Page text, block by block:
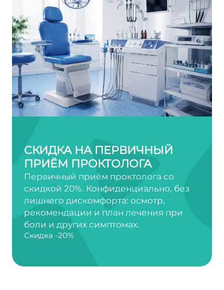
СКИДКА НА ПЕРВИЧНЫЙ
ПРИЁМ ПРОКТОЛОГА
Первичный приём проктолога со
скидкой 20%. Конфиденциально, без
лишнего дискомфорта: осмотр,
рекомендации и план лечения при
боли и других симптомах.
Скидка -20%